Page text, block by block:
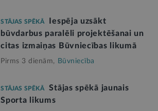
STĀJAS SPĒKĀ
Iespēja uzsākt
būvdarbus paralēli projektēšanai un
citas izmaiņas Būvniecības likumā
Pirms 3 dienām, Būvniecība
STĀJAS SPĒKĀ
Stājas spēkā jaunais
Sporta likums